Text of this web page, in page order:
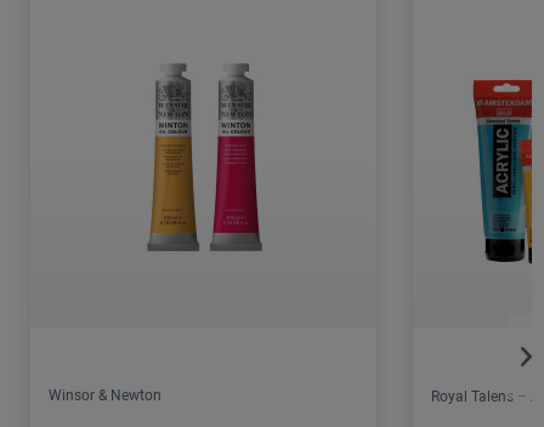
Winsor & Newton Royal Talens –